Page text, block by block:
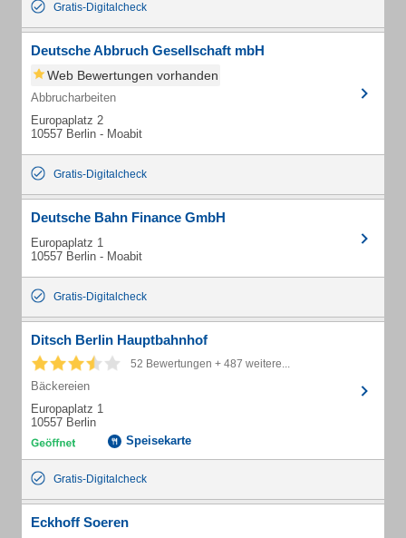
Gratis-Digitalcheck
Deutsche Abbruch Gesellschaft mbH
Web Bewertungen vorhanden
Abbrucharbeiten
Europaplatz 2
10557 Berlin - Moabit
Gratis-Digitalcheck
Deutsche Bahn Finance GmbH
Europaplatz 1
10557 Berlin - Moabit
Gratis-Digitalcheck
Ditsch Berlin Hauptbahnhof
52 Bewertungen + 487 weitere...
Bäckereien
Europaplatz 1
10557 Berlin
Speisekarte
Gratis-Digitalcheck
Eckhoff Soeren